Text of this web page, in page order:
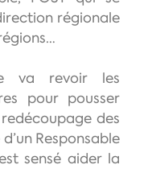
régionale
va revoir les
pour pousser
des
Responsable
sensé aider la